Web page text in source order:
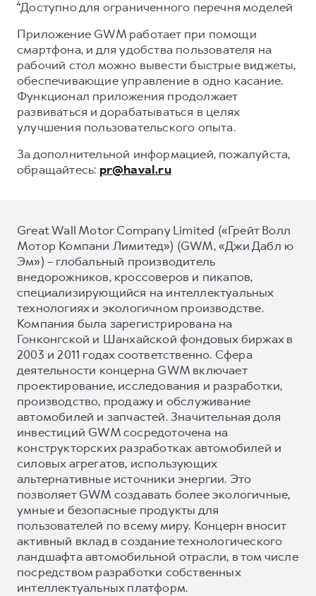
⁴Доступно для ограниченного перечня моделей
Приложение GWM работает при помощи
смартфона, и для удобства пользователя на
рабочий стол можно вывести быстрые виджеты,
обеспечивающие управление в одно касание.
Функционал приложения продолжает
развиваться и дорабатываться в целях
улучшения пользовательского опыта.
За дополнительной информацией, пожалуйста,
обращайтесь: pr@haval.ru
Great Wall Motor Company Limited («Грейт Волл
Мотор Компани Лимитед») (GWM, «Джи Дабл ю
Эм») – глобальный производитель
внедорожников, кроссоверов и пикапов,
специализирующийся на интеллектуальных
технологиях и экологичном производстве.
Компания была зарегистрирована на
Гонконгской и Шанхайской фондовых биржах в
2003 и 2011 годах соответственно. Сфера
деятельности концерна GWM включает
проектирование, исследования и разработки,
производство, продажу и обслуживание
автомобилей и запчастей. Значительная доля
инвестиций GWM сосредоточена на
конструкторских разработках автомобилей и
силовых агрегатов, использующих
альтернативные источники энергии. Это
позволяет GWM создавать более экологичные,
умные и безопасные продукты для
пользователей по всему миру. Концерн вносит
активный вклад в создание технологического
ландшафта автомобильной отрасли, в том числе
посредством разработки собственных
интеллектуальных платформ.